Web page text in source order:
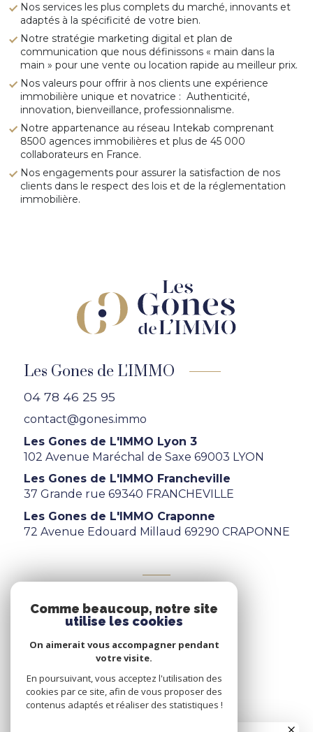
Nos services les plus complets du marché, innovants et
adaptés à la spécificité de votre bien.
Notre stratégie marketing digital et plan de
communication que nous définissons « main dans la
main » pour une vente ou location rapide au meilleur prix.
Nos valeurs pour offrir à nos clients une expérience
immobilière unique et novatrice : Authenticité,
innovation, bienveillance, professionnalisme.
Notre appartenance au réseau Intekab comprenant
8500 agences immobilières et plus de 45 000
collaborateurs en France.
Nos engagements pour assurer la satisfaction de nos
clients dans le respect des lois et de la réglementation
immobilière.
Les Gones de L'IMMO
04 78 46 25 95
contact@gones.immo
Les Gones de L'IMMO Lyon 3
102 Avenue Maréchal de Saxe 69003 LYON
Les Gones de L'IMMO Francheville
37 Grande rue 69340 FRANCHEVILLE
Les Gones de L'IMMO Craponne
72 Avenue Edouard Millaud 69290 CRAPONNE
Nous adhérons
Comme beaucoup, notre site
utilise les cookies
On aimerait vous accompagner pendant
votre visite.
En poursuivant, vous acceptez l'utilisation des
cookies par ce site, afin de vous proposer des
contenus adaptés et réaliser des statistiques !